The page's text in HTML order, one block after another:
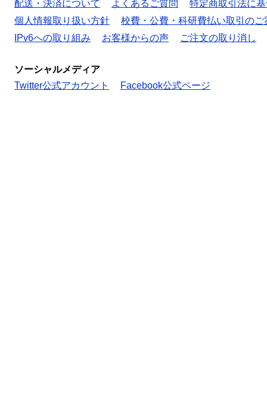
配送・決済について よくあるご質問
特定商取引法に
個人情報取り扱い方針
校費・公費・科研費払い取引のご
IPv6への取り組み
お客様からの声 ご注文の取り消し
ソーシャルメディア
Twitter公式アカウント
Facebook公式ページ